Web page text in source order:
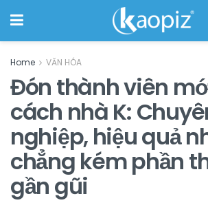
Home VĂN HÓA
Đón thành viên
cách nhà K:
nghiệp, hiệu quả
chẳng kém phần
gần gũi